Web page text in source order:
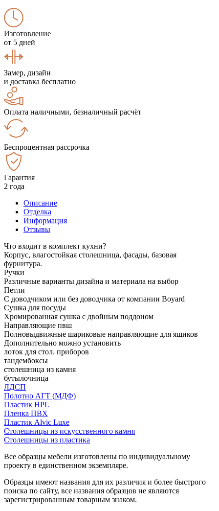
Изготовление
от 5 дней
Замер, дизайн
и доставка бесплатно
Оплата наличными, безналичный расчёт
Беспроцентная рассрочка
Гарантия
2 года
Описание
Отделка
Информация
Отзывы
Что входит в комплект кухни?
Корпус, влагостойкая столешница, фасады, базовая
фурнитура.
Ручки
Различные варианты дизайна и материала на выбор
Петли
С доводчиком или без доводчика от компании Boyard
Сушка для посуды
Хромированная сушка с двойным поддоном
Направляющие пвш
Полновыдвижные шариковые направляющие для ящиков
Дополнительно можно установить
лоток для стол. приборов
тандембоксы
столешница из камня
бутылочница
ЛДСП
Полотно АГТ (МДФ)
Пластик HPL
Пленка ПВХ
Пластик Alvic Luxe
Столешницы из искусственного камня
Столешницы из пластика
Все образцы мебели изготовлены по индивидуальному
проекту в единственном экземпляре.
Образцы имеют названия для их различия и более быстрого
поиска по сайту, все названия образцов не являются
зарегистрированным товарным знаком.